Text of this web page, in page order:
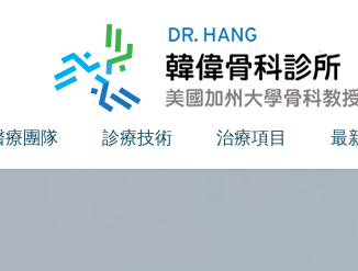
療團隊 診療技術 治療項目 最